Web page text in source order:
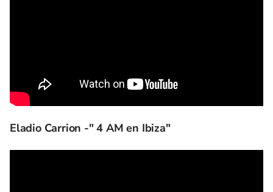
Eladio Carrion -" 4 AM en Ibiza"